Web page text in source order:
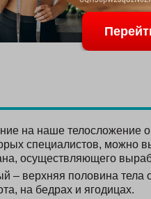
на наше телосложение
специалистов, можно
осуществляющего
– верхняя половина
на бедрах и ягодицах.